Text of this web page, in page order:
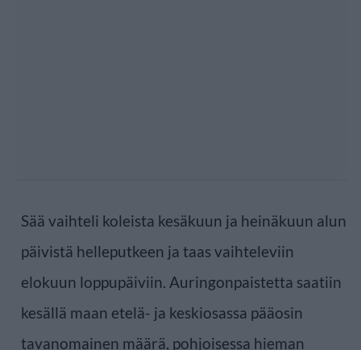
Sää vaihteli koleista kesäkuun ja heinäkuun alun
päivistä helleputkeen ja taas vaihteleviin
elokuun loppupäiviin. Auringonpaistetta saatiin
kesällä maan etelä- ja keskiosassa pääosin
tavanomainen määrä, pohjoisessa hieman